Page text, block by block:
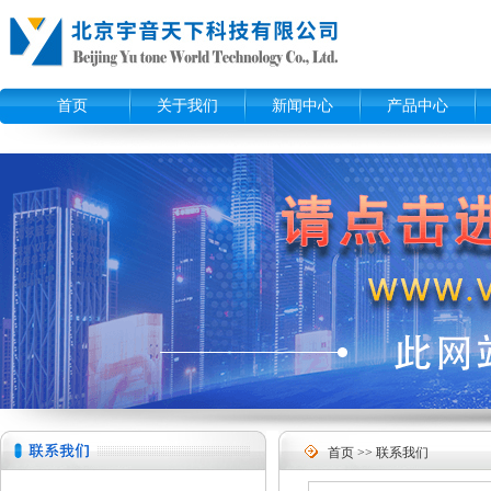
首页 关于我们 新闻中心 产品中心
首页 >> 联系我们